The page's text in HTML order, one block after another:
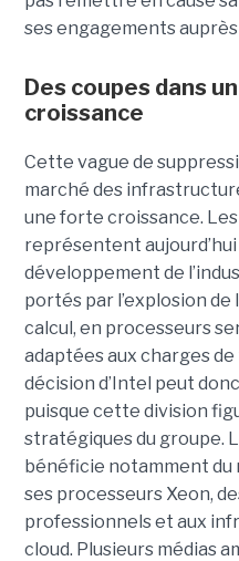
ses engagements
Des coupes dans
croissance
Cette vague de
marché des
une forte croissance.
représentent aujourd’hui
développement de
portés par l’explosion de
calcul, en processeurs
adaptées aux charges de
décision d’Intel peut
puisque cette division
stratégiques du groupe.
bénéficie notamment du
ses processeurs Xeon,
professionnels et aux
cloud. Plusieurs médias